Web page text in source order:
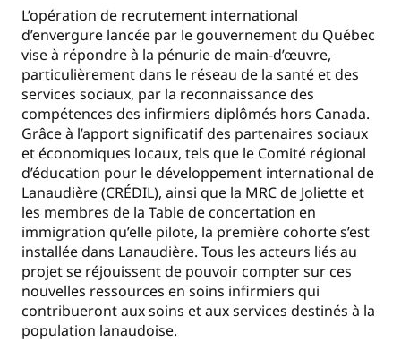
L’opération de recrutement international
d’envergure lancée par le gouvernement du Québec
vise à répondre à la pénurie de main-d’œuvre,
particulièrement dans le réseau de la santé et des
services sociaux, par la reconnaissance des
compétences des infirmiers diplômés hors Canada.
Grâce à l’apport significatif des partenaires sociaux
et économiques locaux, tels que le Comité régional
d’éducation pour le développement international de
Lanaudière (CRÉDIL), ainsi que la MRC de Joliette et
les membres de la Table de concertation en
immigration qu’elle pilote, la première cohorte s’est
installée dans Lanaudière. Tous les acteurs liés au
projet se réjouissent de pouvoir compter sur ces
nouvelles ressources en soins infirmiers qui
contribueront aux soins et aux services destinés à la
population lanaudoise.